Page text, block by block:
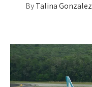
By Talina Gonzalez